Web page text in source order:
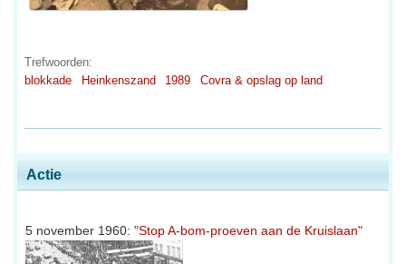
Actie
5 november 1960: "Stop A-bom-proeven aan de Kruislaan"
Trefwoorden:
blokkade
Heinkenszand 1989 Covra & opslag op land